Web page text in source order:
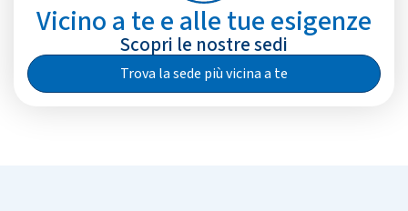
Vicino a te e alle tue esigenze
Scopri le nostre sedi
Trova la sede più vicina a te